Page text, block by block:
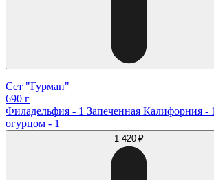
Сет "Гурман"
690 г
Филадельфия - 1 Запеченная Калифорния
огурцом - 1
1 420 ₽